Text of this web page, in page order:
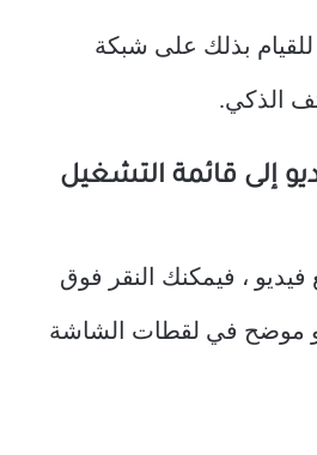
بذلك على شبكة
الذكي.
إلى قائمة التشغيل
، فيمكنك النقر فوق
موضح في لقطات الشاشة